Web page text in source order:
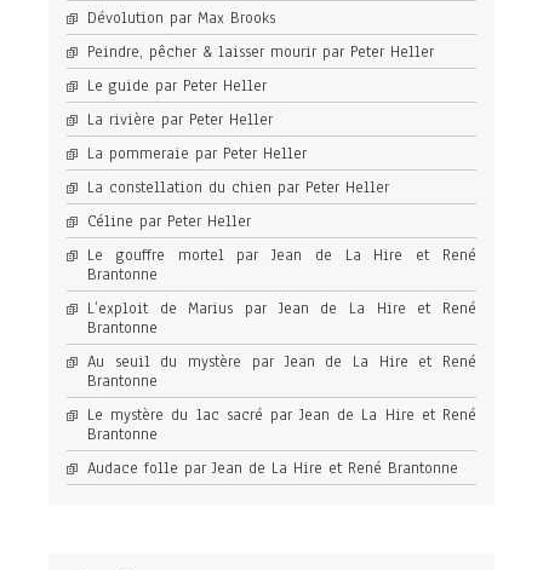
Dévolution par Max Brooks
Peindre, pêcher & laisser mourir par Peter Heller
Le guide par Peter Heller
La rivière par Peter Heller
La pommeraie par Peter Heller
La constellation du chien par Peter Heller
Céline par Peter Heller
Le gouffre mortel par Jean de La Hire et René
Brantonne
L’exploit de Marius par Jean de La Hire et René
Brantonne
Au seuil du mystère par Jean de La Hire et René
Brantonne
Le mystère du lac sacré par Jean de La Hire et René
Brantonne
Audace folle par Jean de La Hire et René Brantonne